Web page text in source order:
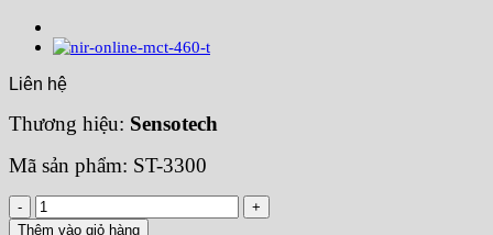
Liên hệ
Thương hiệu: Sensotech
Mã sản phẩm: ST-3300
Cảm
biến
Thêm vào giỏ hàng